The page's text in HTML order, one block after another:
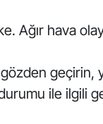
Ağır hava
geçirin,
ile ilgili